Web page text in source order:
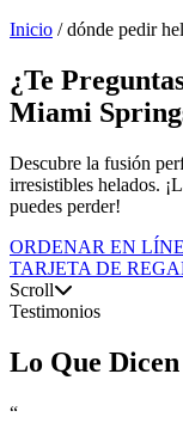
Inicio / dónde pedir
¿Te
Miami
Descubre la fusión
irresistibles helados.
puedes perder!
ORDENAR EN
TARJETA DE
Scroll
Testimonios
Lo Que
“